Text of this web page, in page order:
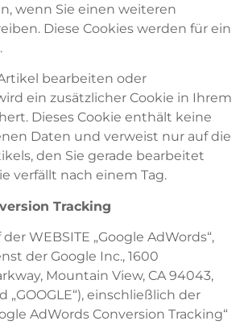
wenn Sie einen weiteren
Diese Cookies werden für ein
bearbeiten oder
ein zusätzlicher Cookie in Ihrem
Dieses Cookie enthält keine
Daten und verweist nur auf die
den Sie gerade bearbeitet
verfällt nach einem Tag.
Tracking
WEBSITE „Google AdWords“,
der Google Inc., 1600
Mountain View, CA 94043,
„GOOGLE“), einschließlich der
AdWords Conversion Tracking“